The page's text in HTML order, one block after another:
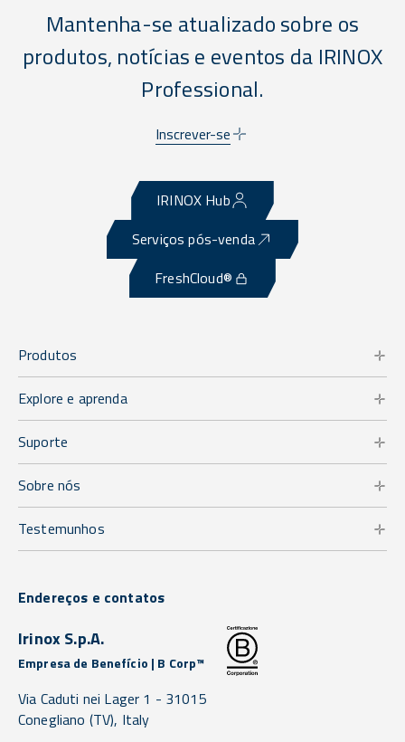
Mantenha-se atualizado sobre os
produtos, notícias e eventos da IRINOX
Professional.
Inscrever-se
IRINOX Hub
Serviços pós-venda
FreshCloud®
Produtos
Explore e aprenda
Suporte
Sobre nós
Testemunhos
Endereços e contatos
Irinox S.p.A.
Empresa de Benefício | B Corp™
Via Caduti nei Lager 1 - 31015
Conegliano (TV), Italy